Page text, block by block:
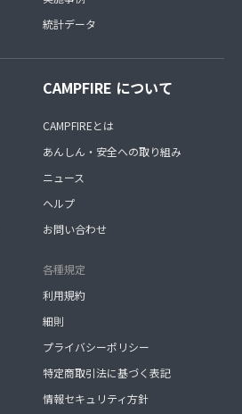
統計データ
CAMPFIRE について
CAMPFIREとは
あんしん・安全への取り組み
ニュース
ヘルプ
お問い合わせ
各種規定
利用規約
細則
プライバシーポリシー
特定商取引法に基づく表記
情報セキュリティ方針